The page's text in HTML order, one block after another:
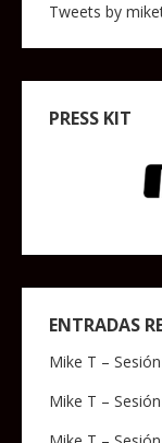
Tweets by
PRESS KIT
ENTRADAS
Mike T –
Mike T –